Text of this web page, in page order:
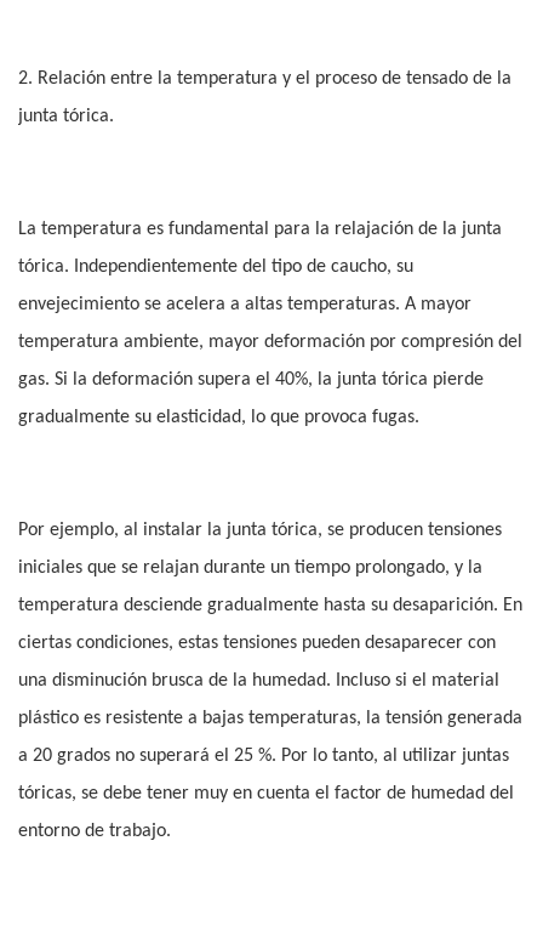
2. Relación entre la temperatura y el proceso de tensado de la
junta tórica.
La temperatura es fundamental para la relajación de la junta
tórica. Independientemente del tipo de caucho, su
envejecimiento se acelera a altas temperaturas. A mayor
temperatura ambiente, mayor deformación por compresión del
gas. Si la deformación supera el 40%, la junta tórica pierde
gradualmente su elasticidad, lo que provoca fugas.
Por ejemplo, al instalar la junta tórica, se producen tensiones
iniciales que se relajan durante un tiempo prolongado, y la
temperatura desciende gradualmente hasta su desaparición. En
ciertas condiciones, estas tensiones pueden desaparecer con
una disminución brusca de la humedad. Incluso si el material
plástico es resistente a bajas temperaturas, la tensión generada
a 20 grados no superará el 25 %. Por lo tanto, al utilizar juntas
tóricas, se debe tener muy en cuenta el factor de humedad del
entorno de trabajo.